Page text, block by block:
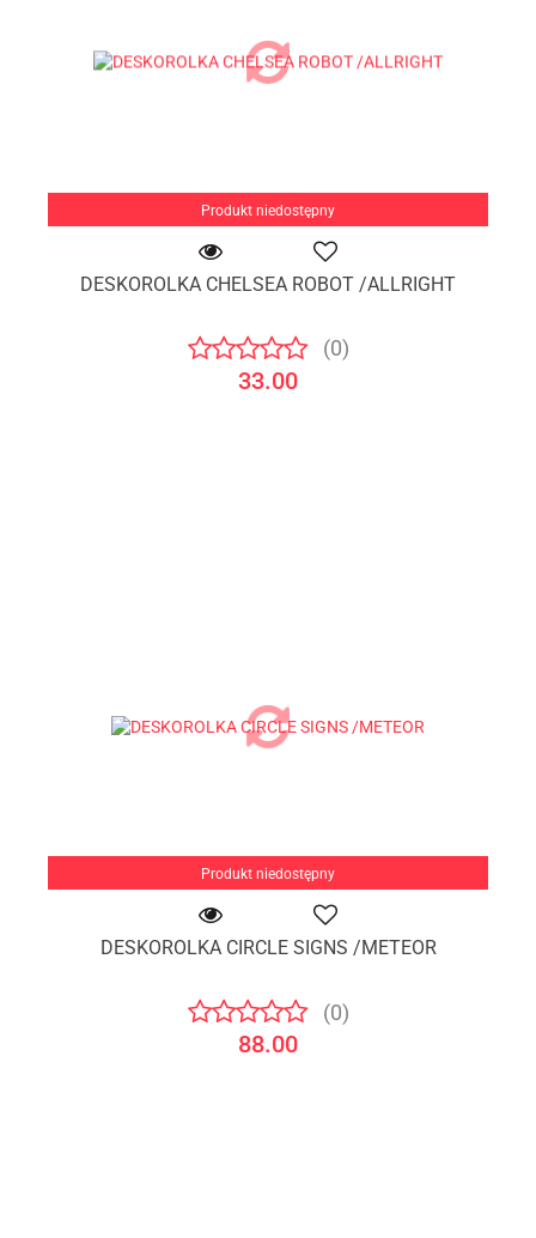
Produkt niedostępny
DESKOROLKA CHELSEA ROBOT /ALLRIGHT
(0)
33.00
Produkt niedostępny
DESKOROLKA CIRCLE SIGNS /METEOR
(0)
88.00